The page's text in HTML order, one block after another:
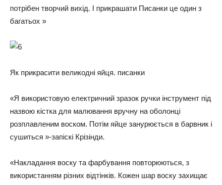
потрібен творчий вихід. І прикрашати Писанки це один з
багатьох »
Як прикрасити великодні яйця. писанки
«Я використовую електричний зразок ручки інструмент під
назвою кістка для малювання вручну на оболонці
розплавленим воском. Потім яйце занурюється в барвник і
сушиться »-запіскі Крізінди.
«Накладання воску та фарбування повторюються, з
використанням різних відтінків. Кожен шар воску захищає